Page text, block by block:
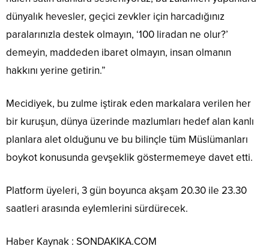
dünyalık hevesler, geçici zevkler için harcadığınız
paralarınızla destek olmayın, ‘100 liradan ne olur?’
demeyin, maddeden ibaret olmayın, insan olmanın
hakkını yerine getirin.”
Mecidiyek, bu zulme iştirak eden markalara verilen her
bir kuruşun, dünya üzerinde mazlumları hedef alan kanlı
planlara alet olduğunu ve bu bilinçle tüm Müslümanları
boykot konusunda gevşeklik göstermemeye davet etti.
Platform üyeleri, 3 gün boyunca akşam 20.30 ile 23.30
saatleri arasında eylemlerini sürdürecek.
Haber Kaynak : SONDAKIKA.COM